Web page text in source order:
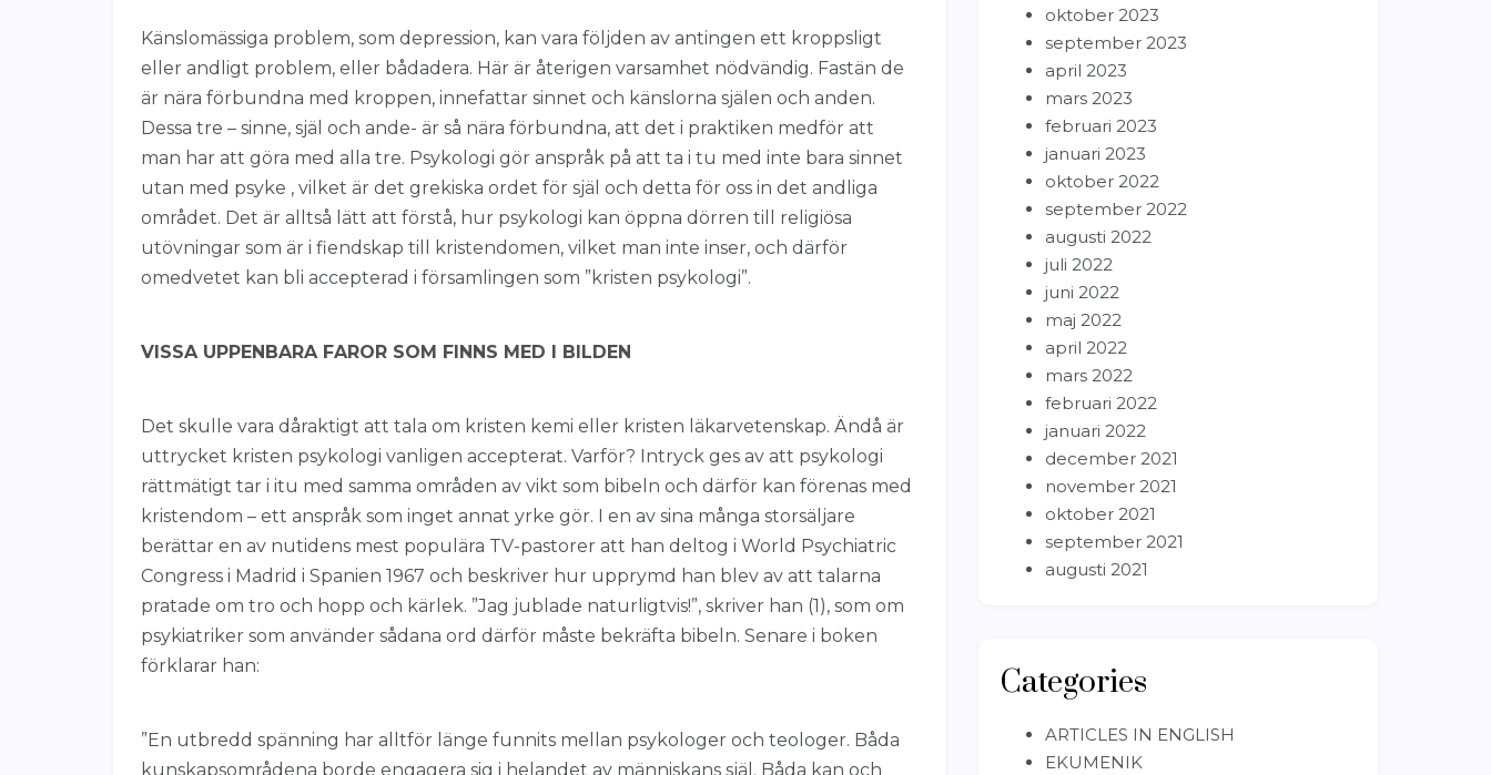
Känslomässiga problem, som depression, kan vara följden av antingen ett kroppsligt
eller andligt problem, eller bådadera. Här är återigen varsamhet nödvändig. Fastän de
är nära förbundna med kroppen, innefattar sinnet och känslorna själen och anden.
Dessa tre – sinne, själ och ande- är så nära förbundna, att det i praktiken medför att
man har att göra med alla tre. Psykologi gör anspråk på att ta i tu med inte bara sinnet
utan med psyke , vilket är det grekiska ordet för själ och detta för oss in det andliga
området. Det är alltså lätt att förstå, hur psykologi kan öppna dörren till religiösa
utövningar som är i fiendskap till kristendomen, vilket man inte inser, och därför
omedvetet kan bli accepterad i församlingen som ”kristen psykologi”.
VISSA UPPENBARA FAROR SOM FINNS MED I BILDEN
Det skulle vara dåraktigt att tala om kristen kemi eller kristen läkarvetenskap. Ändå är
uttrycket kristen psykologi vanligen accepterat. Varför? Intryck ges av att psykologi
rättmätigt tar i itu med samma områden av vikt som bibeln och därför kan förenas med
kristendom – ett anspråk som inget annat yrke gör. I en av sina många storsäljare
berättar en av nutidens mest populära TV-pastorer att han deltog i World Psychiatric
Congress i Madrid i Spanien 1967 och beskriver hur upprymd han blev av att talarna
pratade om tro och hopp och kärlek. ”Jag jublade naturligtvis!”, skriver han (1), som om
psykiatriker som använder sådana ord därför måste bekräfta bibeln. Senare i boken
förklarar han:
”En utbredd spänning har alltför länge funnits mellan psykologer och teologer. Båda
kunskapsområdena borde engagera sig i helandet av människans själ. Båda kan och
oktober 2023
september 2023
april 2023
mars 2023
februari 2023
januari 2023
oktober 2022
september 2022
augusti 2022
juli 2022
juni 2022
maj 2022
april 2022
mars 2022
februari 2022
januari 2022
december 2021
november 2021
oktober 2021
september 2021
augusti 2021
Categories
ARTICLES IN ENGLISH
EKUMENIK